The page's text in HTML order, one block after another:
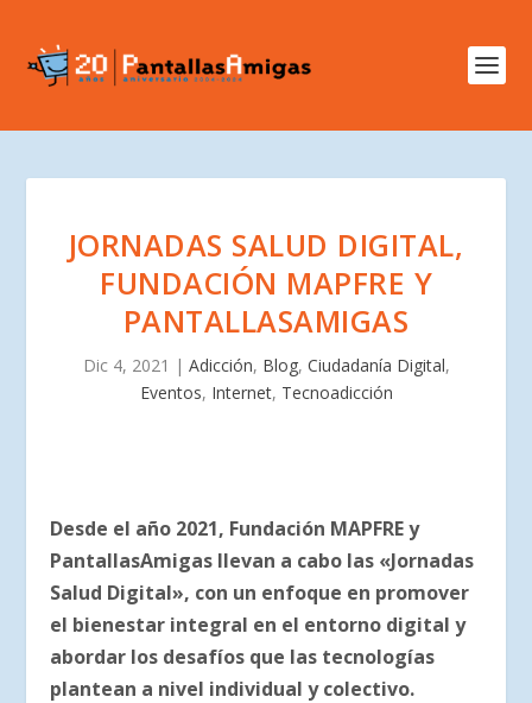
JORNADAS SALUD DIGITAL,
FUNDACIÓN MAPFRE Y
PANTALLASAMIGAS
Dic 4, 2021 | Adicción, Blog, Ciudadanía Digital,
Eventos, Internet, Tecnoadicción
Desde el año 2021, Fundación MAPFRE y
PantallasAmigas llevan a cabo las «Jornadas
Salud Digital», con un enfoque en promover
el bienestar integral en el entorno digital y
abordar los desafíos que las tecnologías
plantean a nivel individual y colectivo.